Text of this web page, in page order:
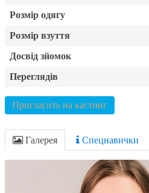
Розмір одягу
Розмір взуття
Досвід зйомок
Переглядів
Пригласить на кастинг
Галерея Спецнавички